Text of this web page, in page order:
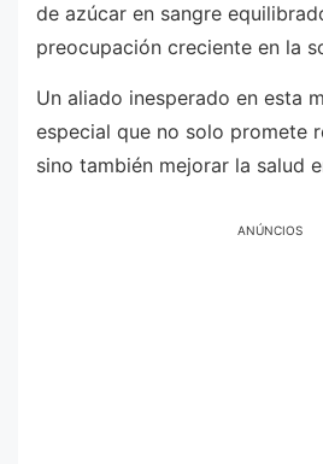
de azúcar en sangre
preocupación creciente en la
Un aliado inesperado en esta
especial que no solo promete
sino también mejorar la salud
ANÚNCIOS